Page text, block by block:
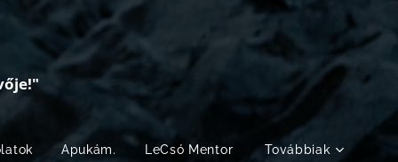
Apukám. LeCsó Mentor Továbbiak